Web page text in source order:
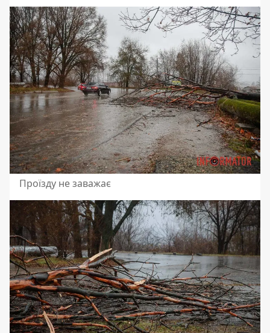
Проїзду не заважає